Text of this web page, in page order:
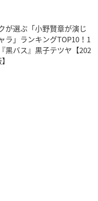
が選ぶ「小野賢章が演じ
ラ」ランキングTOP10！1
黒バス』黒子テツヤ【202